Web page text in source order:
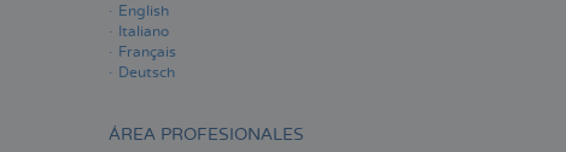
English
Italiano
Français
Deutsch
ÁREA PROFESIONALES